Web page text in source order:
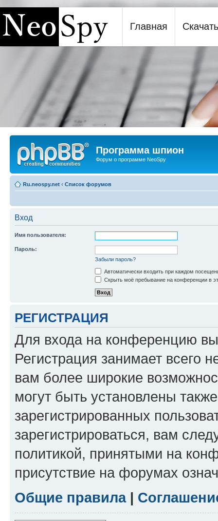
Программа шпион NeoSpy
Главная Скачать
Программа шпион
Форум о программе NeoSpy
Ru.neospy.net ‹ Список форумов
Вход
Имя пользователя:
Пароль:
Забыли пароль?
Автоматически входить при каждом
Скрыть моё пребывание на конференции в
РЕГИСТРАЦИЯ
Для входа на конференцию
Регистрация занимает всего
вам более широкие
могут быть установлены
зарегистрированных
зарегистрироваться, вам
политикой, принятыми на
присутствие на форумах
Общие правила|